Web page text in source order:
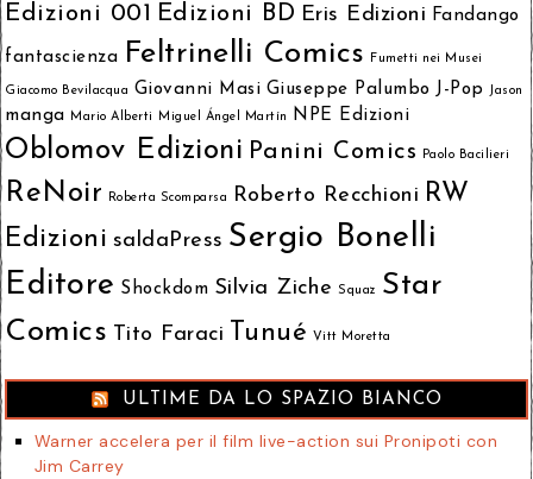
Edizioni 001 Edizioni BD Eris Edizioni Fandango
fantascienza Feltrinelli Comics Fumetti nei Musei
Giacomo Bevilacqua Giovanni Masi Giuseppe Palumbo J-Pop Jason
manga Mario Alberti Miguel Ángel Martín NPE Edizioni
Oblomov Edizioni Panini Comics Paolo Bacilieri
ReNoir Roberta Scomparsa Roberto Recchioni RW
Edizioni saldaPress Sergio Bonelli
Editore Shockdom Silvia Ziche Squaz
Star
Comics Tito Faraci Tunué Vitt Moretta
ULTIME DA LO SPAZIO BIANCO
Warner accelera per il film live-action sui Pronipoti con
Jim Carrey